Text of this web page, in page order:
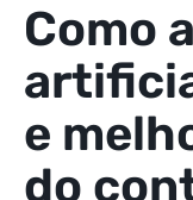
Como
e
do